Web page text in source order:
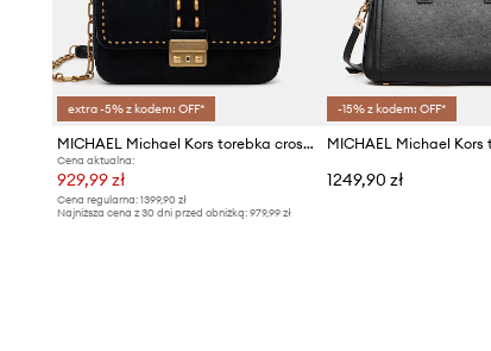
extra -5% z kodem: OFF*
MICHAEL Michael Kors torebka crossbody damska zamszowa
Cena aktualna:
929,99 zł
Cena regularna: 1399,90 zł
Najniższa cena z 30 dni przed obniżką: 979,99 zł
-15% z kodem: OFF*
1249,90 zł